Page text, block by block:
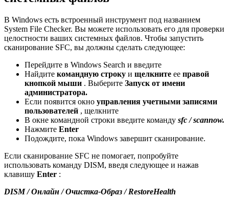
В Windows есть встроенный инструмент под названием
System File Checker. Вы можете использовать его для проверки
целостности ваших системных файлов. Чтобы запустить
сканирование SFC, вы должны сделать следующее:
Перейдите в Windows Search и введите
Найдите командную строку и щелкните ее правой
кнопкой мыши . Выберите Запуск от имени
администратора.
Если появится окно управления учетными записями
пользователей , щелкните
В окне командной строки введите команду sfc / scannow.
Нажмите Enter
Подождите, пока Windows завершит сканирование.
Если сканирование SFC не помогает, попробуйте
использовать команду DISM, введя следующее и нажав
клавишу Enter :
DISM / Онлайн / Очистка-Образ / RestoreHealth